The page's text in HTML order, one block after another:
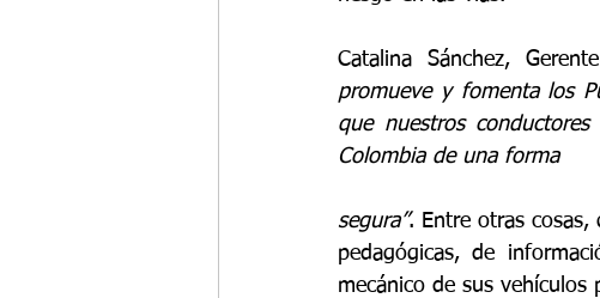
Catalina Sánchez,
promueve y fomenta los
que nuestros
Colombia de una forma
segura”. Entre otras cosas,
pedagógicas, de
mecánico de sus vehículos